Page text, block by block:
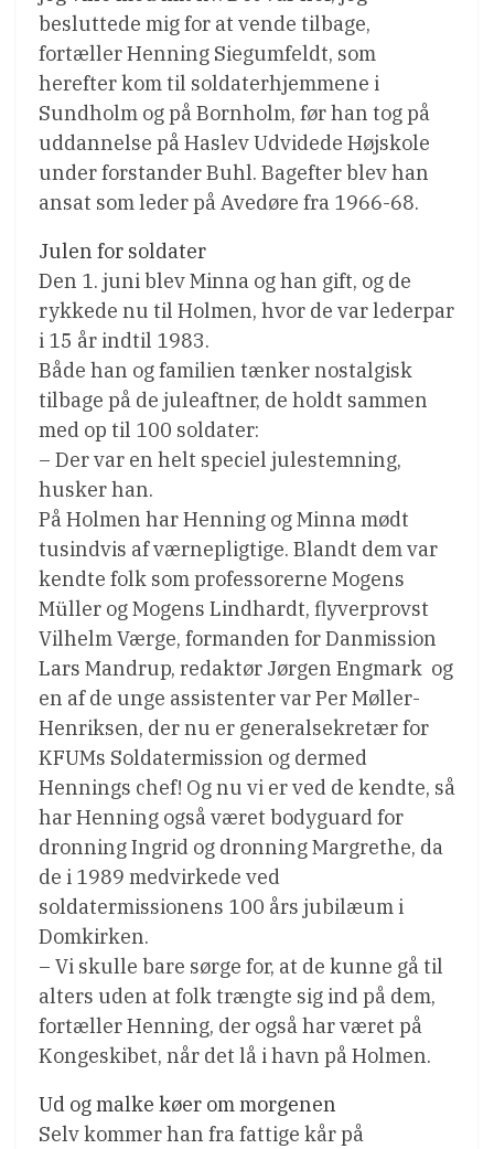
besluttede mig for at vende tilbage,
fortæller Henning Siegumfeldt, som
herefter kom til soldaterhjemmene i
Sundholm og på Bornholm, før han tog på
uddannelse på Haslev Udvidede Højskole
under forstander Buhl. Bagefter blev han
ansat som leder på Avedøre fra 1966-68.
Julen for soldater
Den 1. juni blev Minna og han gift, og de
rykkede nu til Holmen, hvor de var lederpar
i 15 år indtil 1983.
Både han og familien tænker nostalgisk
tilbage på de juleaftner, de holdt sammen
med op til 100 soldater:
– Der var en helt speciel julestemning,
husker han.
På Holmen har Henning og Minna mødt
tusindvis af værnepligtige. Blandt dem var
kendte folk som professorerne Mogens
Müller og Mogens Lindhardt, flyverprovst
Vilhelm Værge, formanden for Danmission
Lars Mandrup, redaktør Jørgen Engmark  og
en af de unge assistenter var Per Møller-
Henriksen, der nu er generalsekretær for
KFUMs Soldatermission og dermed
Hennings chef! Og nu vi er ved de kendte, så
har Henning også været bodyguard for
dronning Ingrid og dronning Margrethe, da
de i 1989 medvirkede ved
soldatermissionens 100 års jubilæum i
Domkirken.
– Vi skulle bare sørge for, at de kunne gå til
alters uden at folk trængte sig ind på dem,
fortæller Henning, der også har været på
Kongeskibet, når det lå i havn på Holmen.
Ud og malke køer om morgenen
Selv kommer han fra fattige kår på